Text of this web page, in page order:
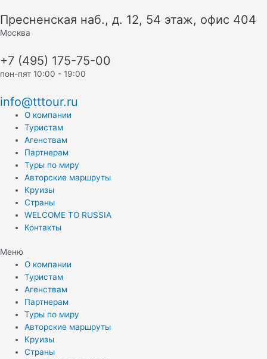
к
содержимому
Пресненская наб., д. 12, 54 этаж, офис 404
Москва
+7 (495) 175-75-00
пон-пят 10:00 - 19:00
info@tttour.ru
О компании
Туристам
Агенствам
Партнерам
Туры по миру
Авторские маршруты
Круизы
Страны
WELCOME TO RUSSIA
Контакты
Меню
О компании
Туристам
Агенствам
Партнерам
Туры по миру
Авторские маршруты
Круизы
Страны